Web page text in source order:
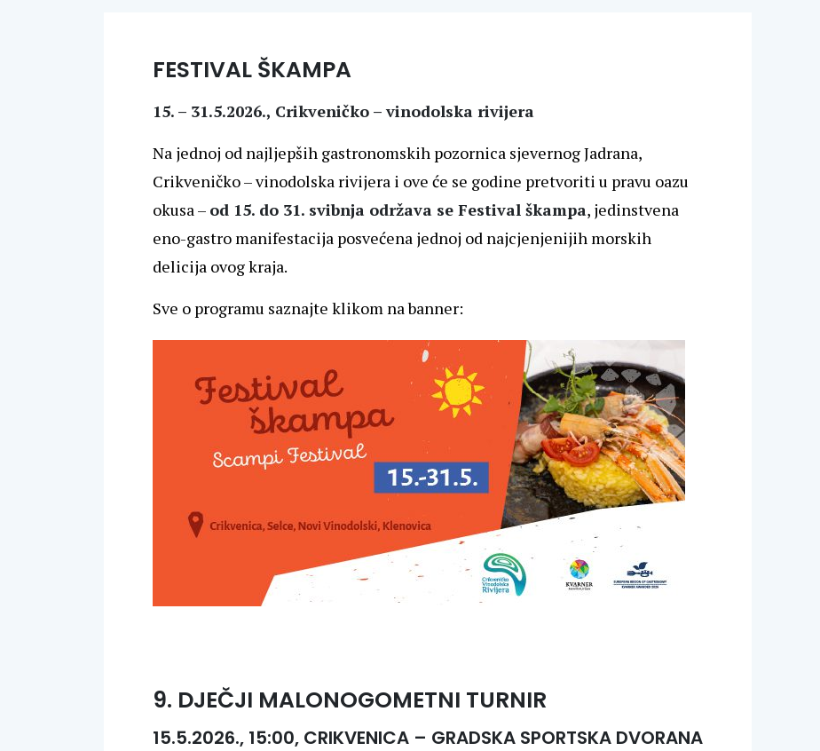
FESTIVAL ŠKAMPA
15. – 31.5.2026., Crikveničko – vinodolska rivijera
Na jednoj od najljepših gastronomskih pozornica sjevernog Jadrana,
Crikveničko – vinodolska rivijera i ove će se godine pretvoriti u pravu oazu
okusa – od 15. do 31. svibnja održava se Festival škampa, jedinstvena
eno-gastro manifestacija posvećena jednoj od najcjenjenijih morskih
delicija ovog kraja.
Sve o programu saznajte klikom na banner:
9. DJEČJI MALONOGOMETNI TURNIR
15.5.2026., 15:00, CRIKVENICA – GRADSKA SPORTSKA DVORANA